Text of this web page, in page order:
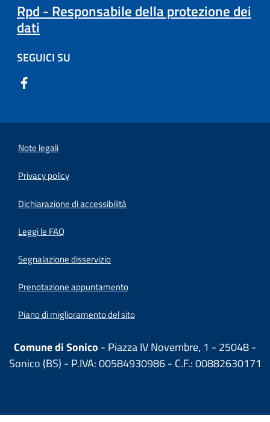
Rpd - Responsabile della protezione dei
dati
SEGUICI SU
Note legali
Privacy policy
Dichiarazione di accessibilità
Leggi le FAQ
Segnalazione disservizio
Prenotazione appuntamento
Piano di miglioramento del sito
Comune di Sonico - Piazza IV Novembre, 1 - 25048 -
Sonico (BS) - P.IVA: 00584930986 - C.F.: 00882630171